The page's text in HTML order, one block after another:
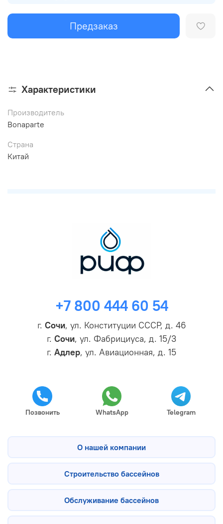
Предзаказ
Характеристики
Производитель
Bonaparte
Страна
Китай
+7 800 444 60 54
г. Сочи, ул. Конституции СССР, д. 46
г. Сочи, ул. Фабрициуса, д. 15/3
г. Адлер, ул. Авиационная, д. 15
Позвонить WhatsApp Telegram
О нашей компании
Строительство бассейнов
Обслуживание бассейнов